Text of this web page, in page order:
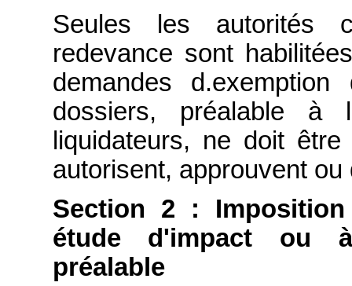
Seules les autorités
redevance sont
demandes
dossiers, préalable à
liquidateurs, ne doit
autorisent, approuvent
Section 2 :
étude d'impact ou à
préalable